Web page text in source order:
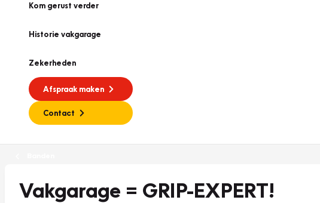
Kom gerust verder
Historie vakgarage
Zekerheden
Afspraak maken
Contact
Vakgarage = GRIP-EXPERT!